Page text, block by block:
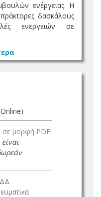
ενέργειας. Η
δασκάλους
ενεργειών σε
σε μορφή PDF